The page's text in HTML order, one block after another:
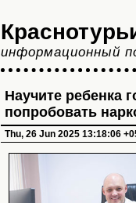
информационный
Научите ребенка
попробовать
Thu, 26 Jun 2025 13:18:06